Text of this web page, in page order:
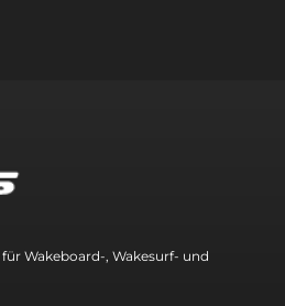
Wakeboard-, Wakesurf- und